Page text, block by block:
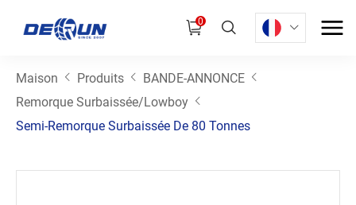
0
Maison Produits
BANDE-ANNONCE
Remorque Surbaissée/Lowboy
Semi-Remorque Surbaissée De 80 Tonnes